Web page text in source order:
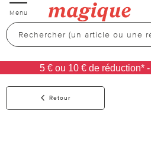
Changer
de
navigation
Menu
5 € ou 10 € de réduction*
Retour